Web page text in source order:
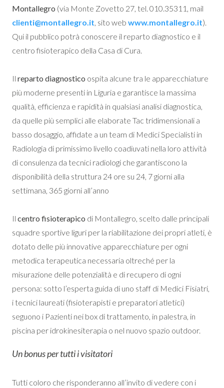
Montallegro (via Monte Zovetto 27, tel. 010.35311, mail
clienti@montallegro.it, sito web www.montallegro.it).
Qui il pubblico potrà conoscere il reparto diagnostico e il
centro fisioterapico della Casa di Cura.
Il reparto diagnostico ospita alcune tra le apparecchiature
più moderne presenti in Liguria e garantisce la massima
qualità, efficienza e rapidità in qualsiasi analisi diagnostica,
da quelle più semplici alle elaborate Tac tridimensionali a
basso dosaggio, affidate a un team di Medici Specialisti in
Radiologia di primissimo livello coadiuvati nella loro attività
di consulenza da tecnici radiologi che garantiscono la
disponibilità della struttura 24 ore su 24, 7 giorni alla
settimana, 365 giorni all’anno
Il centro fisioterapico di Montallegro, scelto dalle principali
squadre sportive liguri per la riabilitazione dei propri atleti, è
dotato delle più innovative apparecchiature per ogni
metodica terapeutica necessaria oltreché per la
misurazione delle potenzialità e di recupero di ogni
persona: sotto l’esperta guida di uno staff di Medici Fisiatri,
i tecnici laureati (fisioterapisti e preparatori atletici)
seguono i Pazienti nei box di trattamento, in palestra, in
piscina per idrokinesiterapia o nel nuovo spazio outdoor.
Un bonus per tutti i visitatori
Tutti coloro che risponderanno all’invito di vedere con i